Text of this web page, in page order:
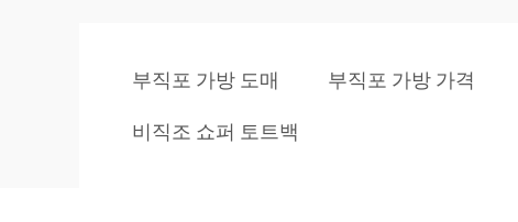
부직포 가방 도매 부직포 가방 가격
비직조 쇼퍼 토트백